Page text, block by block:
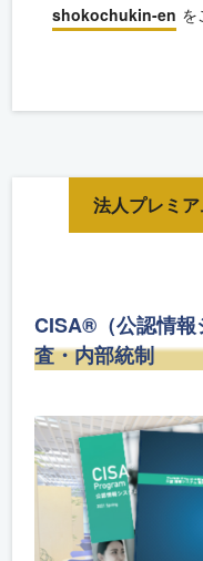
shokochukin-en を
法人プレミ
CISA®（公認情
査・内部統制